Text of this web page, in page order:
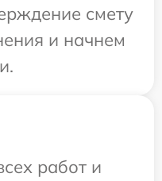
смету
и начнем
работ и